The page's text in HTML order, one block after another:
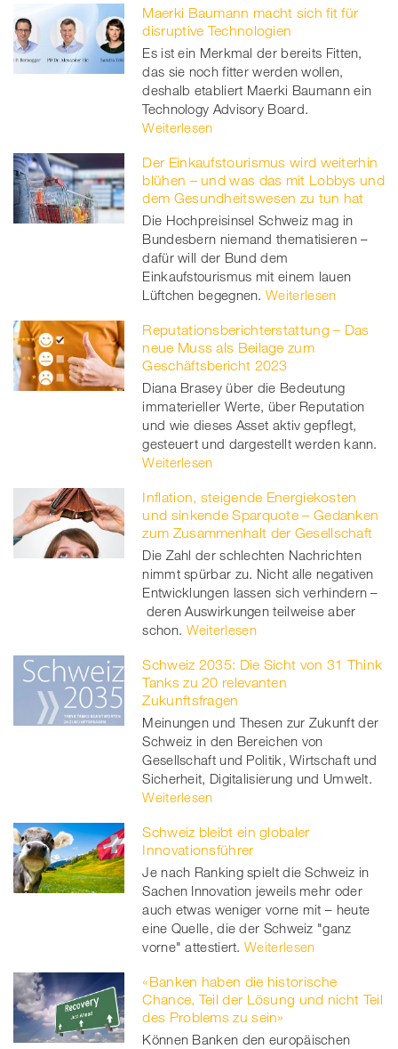
Maerki Baumann macht sich fit für
disruptive Technologien
Es ist ein Merkmal der bereits Fitten,
das sie noch fitter werden wollen,
deshalb etabliert Maerki Baumann ein
Technology Advisory Board.
Weiterlesen
Der Einkaufstourismus wird weiterhin
blühen – und was das mit Lobbys und
dem Gesundheitswesen zu tun hat
Die Hochpreisinsel Schweiz mag in
Bundesbern niemand thematisieren –
dafür will der Bund dem
Einkaufstourismus mit einem lauen
Lüftchen begegnen. Weiterlesen
Reputationsberichterstattung – Das
neue Muss als Beilage zum
Geschäftsbericht 2023
Diana Brasey über die Bedeutung
immaterieller Werte, über Reputation
und wie dieses Asset aktiv gepflegt,
gesteuert und dargestellt werden kann.
Weiterlesen
Inflation, steigende Energiekosten
und sinkende Sparquote – Gedanken
zum Zusammenhalt der Gesellschaft
Die Zahl der schlechten Nachrichten
nimmt spürbar zu. Nicht alle negativen
Entwicklungen lassen sich verhindern –
deren Auswirkungen teilweise aber
schon. Weiterlesen
Schweiz 2035: Die Sicht von 31 Think
Tanks zu 20 relevanten
Zukunftsfragen
Meinungen und Thesen zur Zukunft der
Schweiz in den Bereichen von
Gesellschaft und Politik, Wirtschaft und
Sicherheit, Digitalisierung und Umwelt.
Weiterlesen
Schweiz bleibt ein globaler
Innovationsführer
Je nach Ranking spielt die Schweiz in
Sachen Innovation jeweils mehr oder
auch etwas weniger vorne mit – heute
eine Quelle, die der Schweiz "ganz
vorne" attestiert. Weiterlesen
«Banken haben die historische
Chance, Teil der Lösung und nicht Teil
des Problems zu sein»
Können Banken den europäischen